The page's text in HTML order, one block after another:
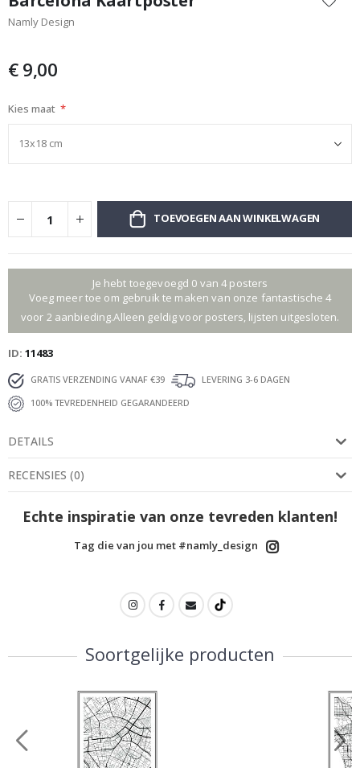
het
begin
afbeeldingen-
Namly Design
€ 9,00
Kies maat
TOEVOEGEN AAN WINKELWAGEN
Je hebt toegevoegd 0 van 4 posters
Voeg meer toe om gebruik te maken van onze fantastische 4
voor 2 aanbieding.Alleen geldig voor posters, lijsten uitgesloten.
ID 11483
GRATIS VERZENDING VANAF €39
LEVERING 3-6 DAGEN
100% TEVREDENHEID GEGARANDEERD
DETAILS
RECENSIES (0)
Echte inspiratie van onze tevreden klanten!
Tag die van jou met #namly_design
Soortgelijke producten